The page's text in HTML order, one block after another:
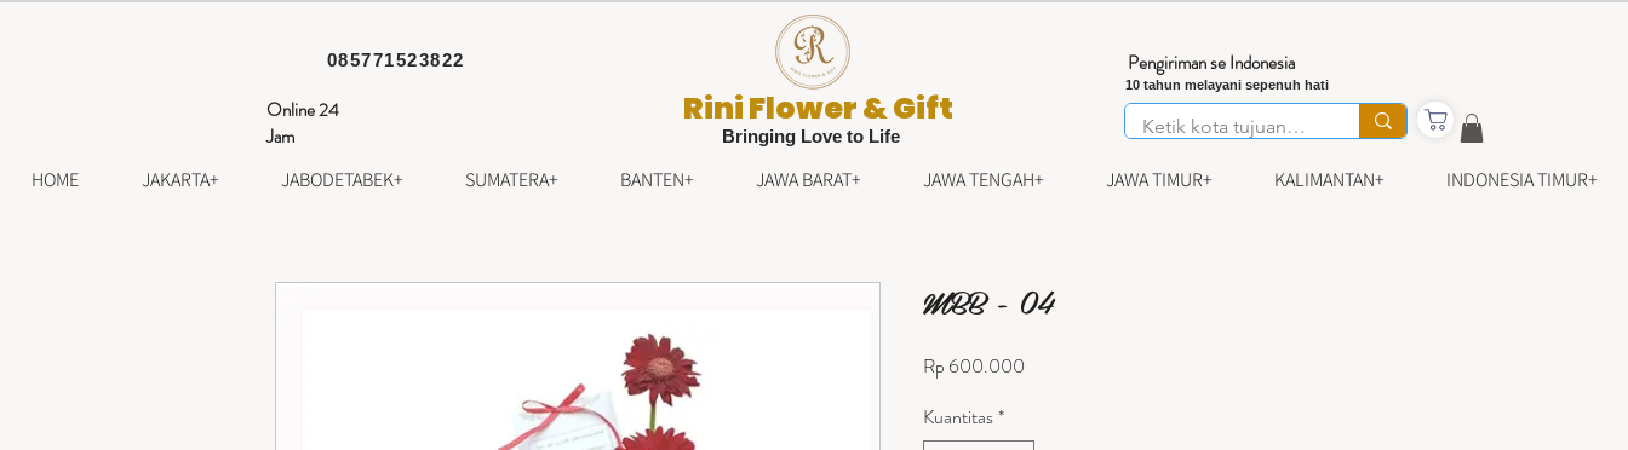
085771523822
Online 24
Jam
Rini Flower & Gift
Bringing Love to Life
10 tahun melayani sepenuh hati
Pengiriman se Indonesia
HOME JAKARTA+ JABODETABEK+ SUMATERA+ BANTEN+ JAWA BARAT+ JAWA TENGAH+ JAWA TIMUR+ KALIMANTAN+ INDONESIA TIMUR+
MBB - 04
Rp 600.000
Kuantitas*